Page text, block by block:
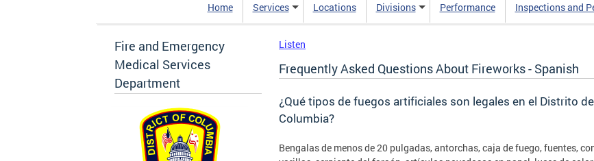
Home Services Locations Divisions Performance Inspections and
Fire and Emergency
Medical Services
Department
Listen
Frequently Asked Questions About Fireworks - Spanish
¿Qué tipos de fuegos artificiales son legales en el Distrito de
Columbia?
Bengalas de menos de 20 pulgadas, antorchas, caja de fuego, fuentes,